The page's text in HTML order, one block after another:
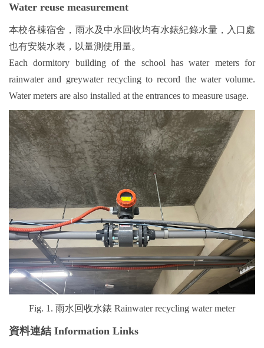
Water reuse measurement
本校各棟宿舍，雨水及中水回收均有水錶紀錄水量，入口處
也有安裝水表，以量測使用量。
Each dormitory building of the school has water meters for
rainwater and greywater recycling to record the water volume.
Water meters are also installed at the entrances to measure usage.
Fig. 1. 雨水回收水錶 Rainwater recycling water meter
資料連結 Information Links